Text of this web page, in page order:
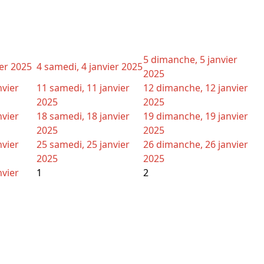
2025 4samedi, 4 janvier 2025
5 dimanche, 5 janvier
2025
11 samedi, 11 janvier
2025
12 dimanche, 12 janvier
2025
18samedi, 18 janvier
2025
19 dimanche, 19 janvier
2025
25samedi, 25 janvier
2025
26 dimanche, 26 janvier
2025
1 2